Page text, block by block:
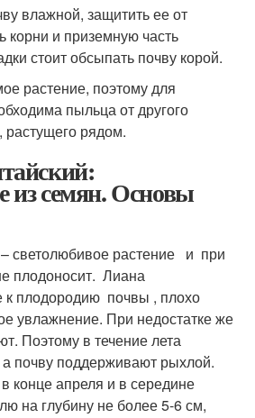
влажной, защитить ее от
корни и приземную часть
стоит обсыпать почву корой.
растение, поэтому для
пыльца от другого
растущего рядом.
семян. Основы
светолюбивое растение и при
плодоносит. Лиана
к плодородию почвы , плохо
увлажнение. При недостатке же
Поэтому в течение лета
почву поддерживают рыхлой.
конце апреля и в середине
на глубину не более 5-6 см,